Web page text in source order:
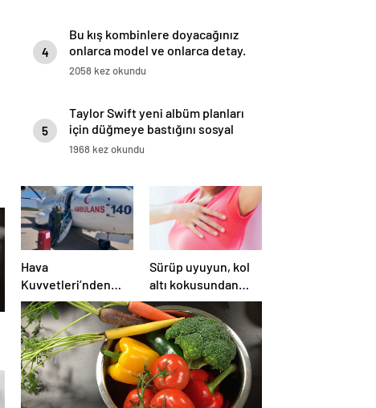
4
Bu kış kombinlere doyacağınız
onlarca model ve onlarca detay.
2058 kez okundu
5
Taylor Swift yeni albüm planları
için düğmeye bastığını sosyal
medyadan duyurdu!
1968 kez okundu
Hava
Kuvvetleri’nden
Samsun’dan
Ankara’ya acil organ
nakli
Sürüp uyuyun, kol
altı kokusundan
kurtulun…